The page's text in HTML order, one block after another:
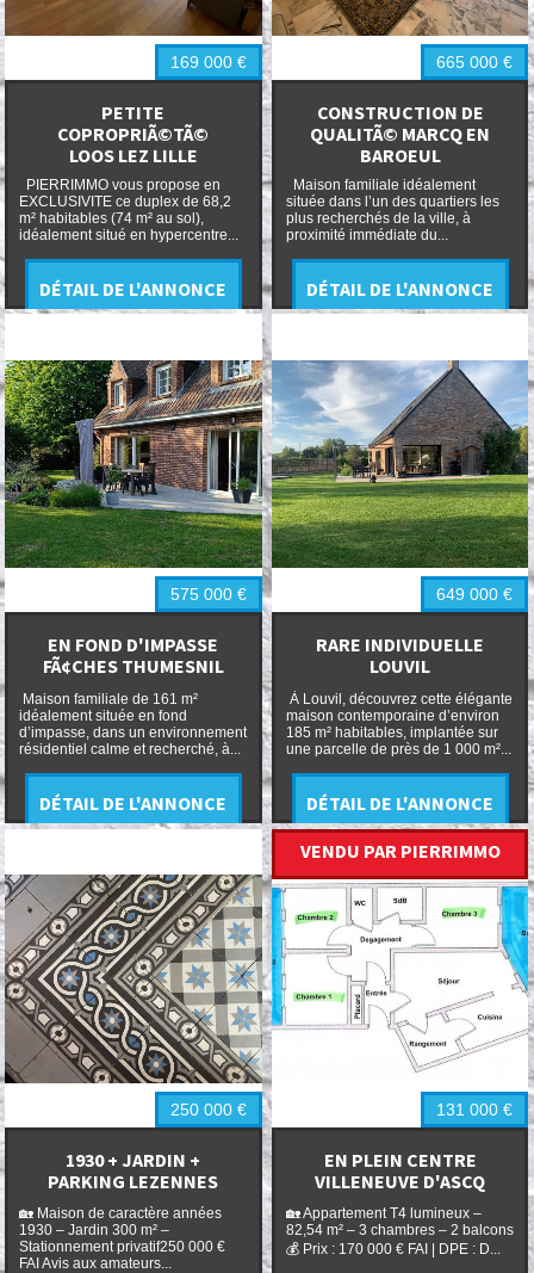
169 000 €
PETITE
COPROPRIÃ©TÃ©
LOOS LEZ LILLE
PIERRIMMO vous propose en
EXCLUSIVITE ce duplex de 68,2
m² habitables (74 m² au sol),
idéalement situé en hypercentre...
DÉTAIL DE L'ANNONCE
665 000 €
CONSTRUCTION DE
QUALITÃ© MARCQ EN
BAROEUL
Maison familiale idéalement
située dans l’un des quartiers les
plus recherchés de la ville, à
proximité immédiate du...
DÉTAIL DE L'ANNONCE
575 000 €
EN FOND D'IMPASSE
FÃ¢CHES THUMESNIL
Maison familiale de 161 m²
idéalement située en fond
d’impasse, dans un environnement
résidentiel calme et recherché, à...
DÉTAIL DE L'ANNONCE
649 000 €
RARE INDIVIDUELLE
LOUVIL
À Louvil, découvrez cette élégante
maison contemporaine d’environ
185 m² habitables, implantée sur
une parcelle de près de 1 000 m²...
DÉTAIL DE L'ANNONCE
250 000 €
1930 + JARDIN +
PARKING LEZENNES
🏡 Maison de caractère années
1930 – Jardin 300 m² –
Stationnement privatif250 000 €
FAI Avis aux amateurs...
131 000 €
VENDU PAR PIERRIMMO
EN PLEIN CENTRE
VILLENEUVE D'ASCQ
🏡 Appartement T4 lumineux –
82,54 m² – 3 chambres – 2 balcons
💰 Prix : 170 000 € FAI | DPE : D...